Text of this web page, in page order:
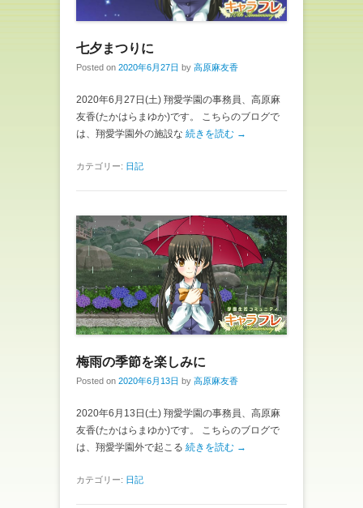
七夕まつりに
Posted on 2020年6月27日 by 高原麻友香
2020年6月27日(土) 翔愛学園の事務員、高原麻
友香(たかはらまゆか)です。 こちらのブログで
は、翔愛学園外の施設な 続きを読む →
カテゴリー: 日記
梅雨の季節を楽しみに
Posted on 2020年6月13日 by 高原麻友香
2020年6月13日(土) 翔愛学園の事務員、高原麻
友香(たかはらまゆか)です。 こちらのブログで
は、翔愛学園外で起こる 続きを読む →
カテゴリー: 日記